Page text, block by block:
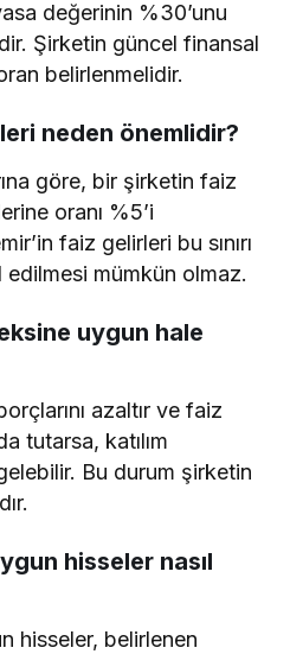
değerinin %30’unu
Şirketin güncel finansal
belirlenmelidir.
neden önemlidir?
göre, bir şirketin faiz
oranı %5’i
faiz gelirleri bu sınırı
mümkün olmaz.
uygun hale
azaltır ve faiz
tutarsa, katılım
Bu durum şirketin
hisseler nasıl
hisseler, belirlenen